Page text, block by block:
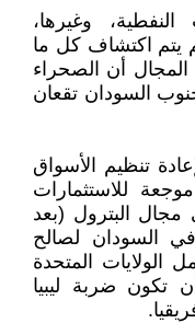
وغيرها،
يتم اكتشاف كل ما
أن الصحراء
السودان تقعان
تنظيم الأسواق
للاستثمارات
مجال البترول (بعد
في السودان لصالح
الولايات المتحدة
تكون ضربة ليبيا